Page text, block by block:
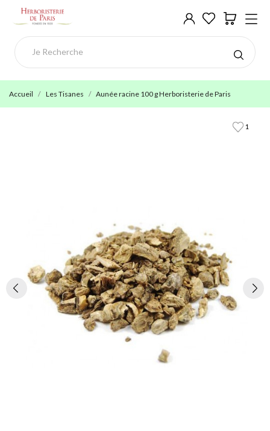
Accueil Les Tisanes Aunée racine 100 g Herboristerie de Paris
1